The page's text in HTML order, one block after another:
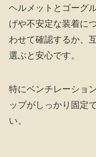
ヘルメットとゴーグ
げや不安定な装着に
わせて確認するか、
選ぶと安心です。
特にベンチレーショ
ップがしっかり固定
い。